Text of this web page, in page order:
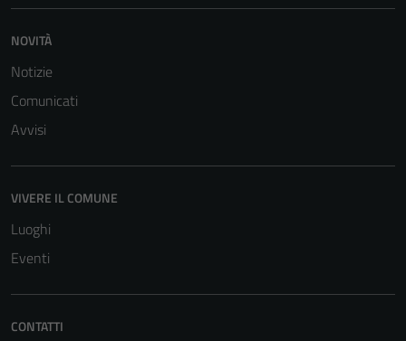
NOVITÀ
Notizie
Comunicati
Avvisi
VIVERE IL COMUNE
Luoghi
Eventi
CONTATTI